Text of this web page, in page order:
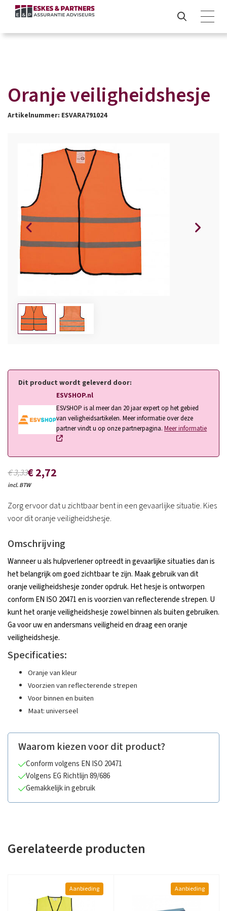
Oranje veiligheidshesje
Artikelnummer: ESVARA791024
Dit product wordt geleverd door:
ESVSHOP.nl
ESVSHOP is al meer dan 20 jaar expert op het gebied
van veiligheidsartikelen. Meer informatie over deze
partner vindt u op onze partnerpagina.Meer informatie
€ 3,33€ 2,72
incl. BTW
Zorg ervoor dat u zichtbaar bent in een gevaarlijke situatie. Kies
voor dit oranje veiligheidshesje.
Omschrijving
Wanneer u als hulpverlener optreedt in gevaarlijke situaties dan is
het belangrijk om goed zichtbaar te zijn. Maak gebruik van dit
oranje veiligheidshesje zonder opdruk. Het hesje is ontworpen
conform EN ISO 20471 en is voorzien van reflecterende strepen. U
kunt het oranje veiligheidshesje zowel binnen als buiten gebruiken.
Ga voor uw en andersmans veiligheid en draag een oranje
veiligheidshesje.
Specificaties:
Oranje van kleur
Voorzien van reflecterende strepen
Voor binnen en buiten
Maat: universeel
Waarom kiezen voor dit product?
Conform volgens EN ISO 20471
Volgens EG Richtlijn 89/686
Gemakkelijk in gebruik
Gerelateerde producten
Aanbieding Aanbieding